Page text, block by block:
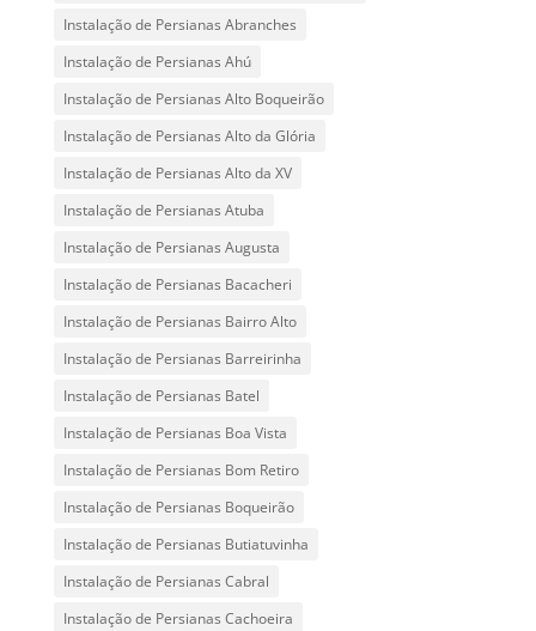
Instalação de Persianas Abranches
Instalação de Persianas Ahú
Instalação de Persianas Alto Boqueirão
Instalação de Persianas Alto da Glória
Instalação de Persianas Alto da XV
Instalação de Persianas Atuba
Instalação de Persianas Augusta
Instalação de Persianas Bacacheri
Instalação de Persianas Bairro Alto
Instalação de Persianas Barreirinha
Instalação de Persianas Batel
Instalação de Persianas Boa Vista
Instalação de Persianas Bom Retiro
Instalação de Persianas Boqueirão
Instalação de Persianas Butiatuvinha
Instalação de Persianas Cabral
Instalação de Persianas Cachoeira